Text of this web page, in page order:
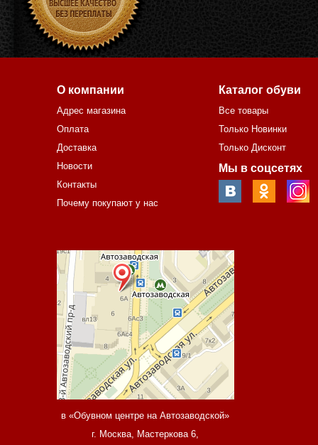
О компании
Адрес магазина
Оплата
Доставка
Новости
Контакты
Почему покупают у нас
Каталог обуви
Все товары
Только Новинки
Только Дисконт
Мы в соцсетях
в «Обувном центре на Автозаводской»
г. Москва, Мастеркова 6,